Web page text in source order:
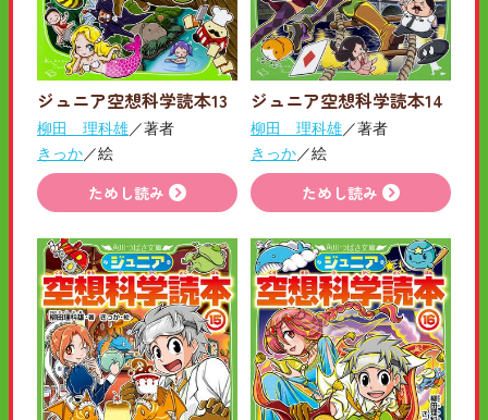
ジュニア空想科学読本13
柳田 理科雄／著者
きっか／絵
ためし読み
ジュニア空想科学読本14
柳田 理科雄／著者
きっか／絵
ためし読み